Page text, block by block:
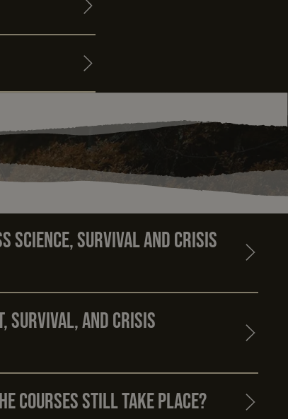
science, survival and crisis
Survival, and Crisis
courses still take place?